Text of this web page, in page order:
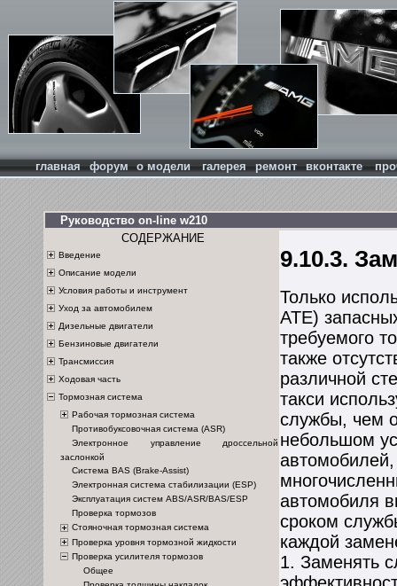
главная форум о модели галерея ремонт вконтакте
Руководство on-line w210
СОДЕРЖАНИЕ
Введение
Описание модели
Условия работы и инструмент
Уход за автомобилем
Дизельные двигатели
Бензиновые двигатели
Трансмиссия
Ходовая часть
Тормозная система
Рабочая тормозная система
Противобуксовочная система (ASR)
Электронное управление дроссельной
заслонкой
Система BAS (Brake-Assist)
Электронная система стабилизации (ESP)
Эксплуатация систем ABS/ASR/BAS/ESP
Проверка тормозов
Стояночная тормозная система
Проверка уровня тормозной жидкости
Проверка усилителя тормозов
Общее
9.10.3.
Только
ATE)
требуемого
также
различной
такси
службы, чем
небольшом
автомобиля
сроком
каждой
1. Заменять